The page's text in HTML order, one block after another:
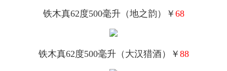
铁木真62度500毫升（地之韵）￥ 68
铁木真62度500毫升（大汉猎酒）￥ 88